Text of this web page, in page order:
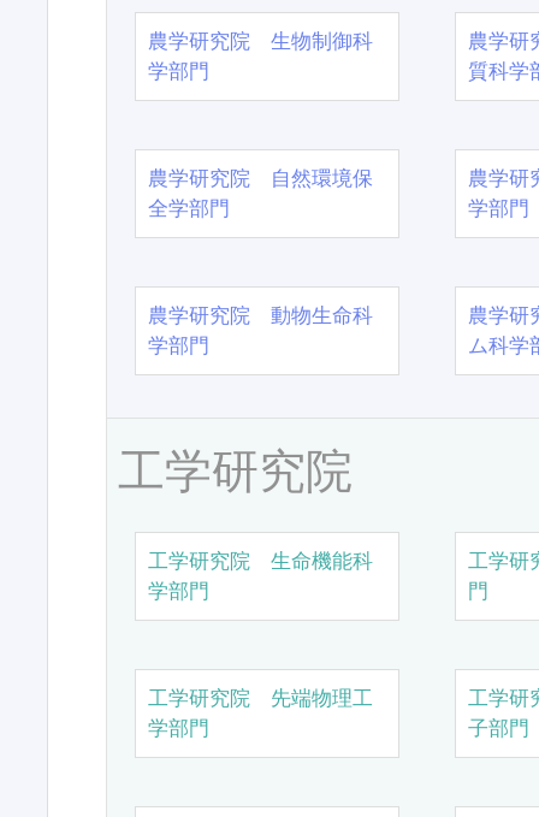
農学研究院 生物制御科
学部門
農学
質科学
農学研究院 自然環境保
全学部門
農学
学部門
農学研究院 動物生命科
学部門
農学
ム科学
工学研究院
工学研究院 生命機能科
学部門
工学研
門
工学研究院 先端物理工
学部門
工学研
子部門